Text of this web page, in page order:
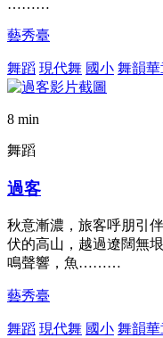
………
藝秀臺
舞蹈 現代舞 國小 舞韻
8 min
舞蹈
過客
秋意漸濃，旅客呼朋引
伏的高山，越過遼闊無
鳴聲響，魚………
藝秀臺
舞蹈 現代舞 國小 舞韻